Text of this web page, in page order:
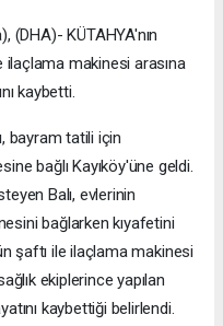
(DHA)- KÜTAHYA'nın
ilaçlama makinesi arasına
kaybetti.
bayram tatili için
bağlı Kayıköy'üne geldi.
Balı, evlerinin
bağlarken kıyafetini
şaftı ile ilaçlama makinesi
ekiplerince yapılan
kaybettiği belirlendi.